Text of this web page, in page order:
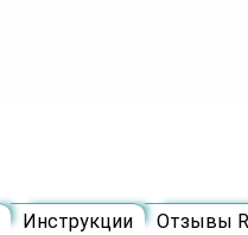
Инструкции Отзывы